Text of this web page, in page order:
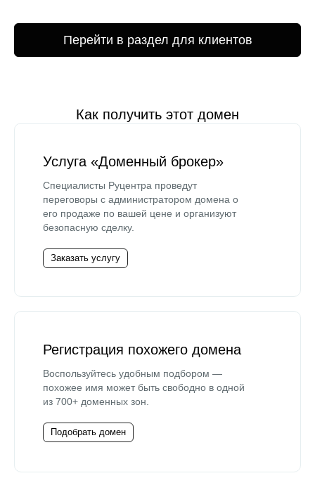
Перейти в раздел для клиентов
Как получить этот домен
Услуга «Доменный брокер»
Специалисты Руцентра проведут
переговоры с администратором домена о
его продаже по вашей цене и организуют
безопасную сделку.
Заказать услугу
Регистрация похожего домена
Воспользуйтесь удобным подбором —
похожее имя может быть свободно в одной
из 700+ доменных зон.
Подобрать домен